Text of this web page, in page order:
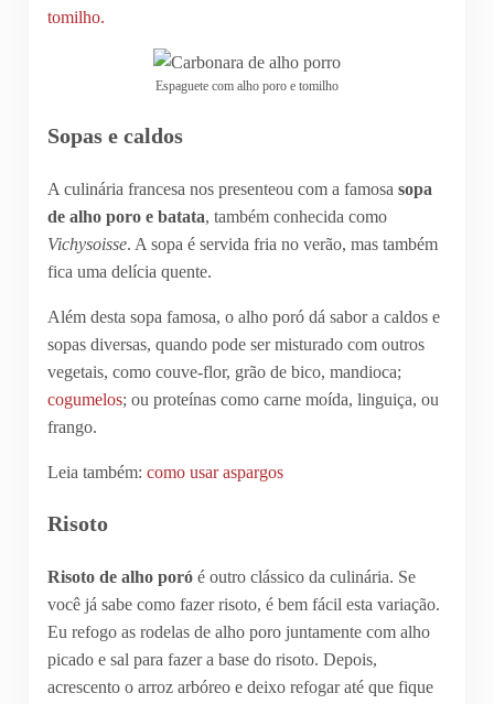
tomilho.
Espaguete com alho poro e tomilho
Sopas e caldos
A culinária francesa nos presenteou com a famosa sopa
de alho poro e batata, também conhecida como
Vichysoisse. A sopa é servida fria no verão, mas também
fica uma delícia quente.
Além desta sopa famosa, o alho poró dá sabor a caldos e
sopas diversas, quando pode ser misturado com outros
vegetais, como couve-flor, grão de bico, mandioca;
cogumelos; ou proteínas como carne moída, linguiça, ou
frango.
Leia também: como usar aspargos
Risoto
Risoto de alho poróé outro clássico da culinária. Se
você já sabe como fazer risoto, é bem fácil esta variação.
Eu refogo as rodelas de alho poro juntamente com alho
picado e sal para fazer a base do risoto. Depois,
acrescento o arroz arbóreo e deixo refogar até que fique